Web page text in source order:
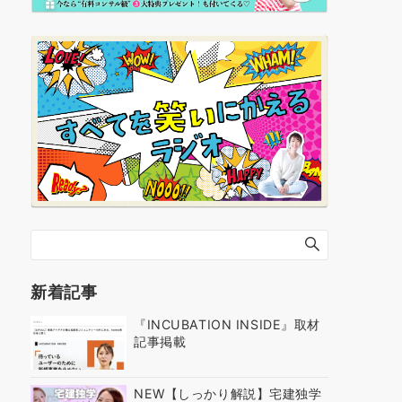
新着記事
『INCUBATION INSIDE』取材
記事掲載
NEW【しっかり解説】宅建独学